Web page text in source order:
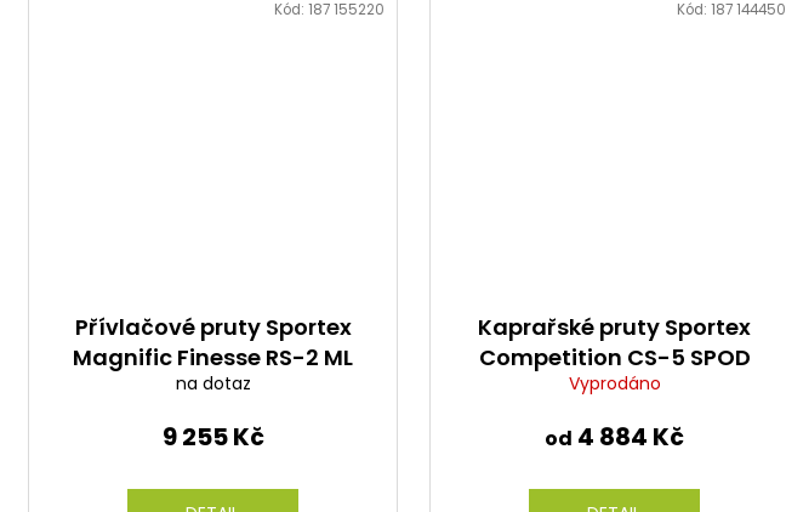
Přívlačové pruty Sportex
Magnific Finesse RS-2 ML
2-díl
na dotaz
9 255 Kč
Kód: 187 155220
Kaprařské pruty Sportex
Competition CS-5 SPOD
2-díl
Vyprodáno
od 4 884 Kč
Kód: 187 144450